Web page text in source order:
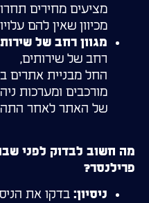
מציעים מחירים
מכיוון שאין להם
מגוון רחב של
רחב של שירותים,
החל מבניית אתרים
מורכבים ומערכות
של האתר לאחר
מה חשוב לבדוק לפני
פרילנסר?
ניסיון: בדקו את